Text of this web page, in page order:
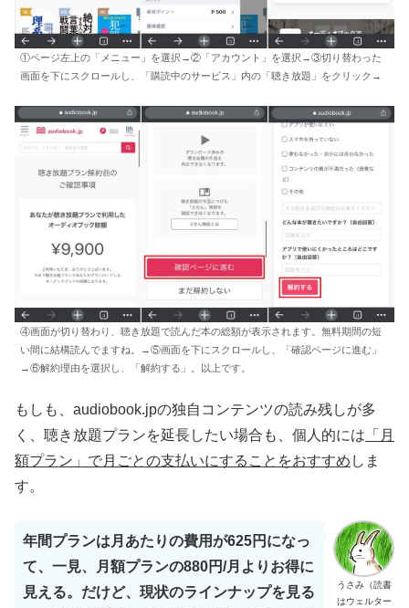
①ページ左上の「メニュー」を選択→②「アカウント」を選択→③切り替わった
画面を下にスクロールし、「購読中のサービス」内の「聴き放題」をクリック→
④画面が切り替わり、聴き放題で読んだ本の総額が表示されます。無料期間の短
い間に結構読んでますね。→⑤画面を下にスクロールし、「確認ページに進む」
→⑥解約理由を選択し、「解約する」。以上です。
もしも、audiobook.jpの独自コンテンツの読み残しが多
く、聴き放題プランを延長したい場合も、個人的には 「月
額プラン」で月ごとの支払いにすることをおすすめ しま
す。
うさみ（読書
はウェルター
年間プランは月あたりの費用が625円になっ
て、一見、月額プランの880円/月よりお得に
見える。だけど、現状のラインナップを見る